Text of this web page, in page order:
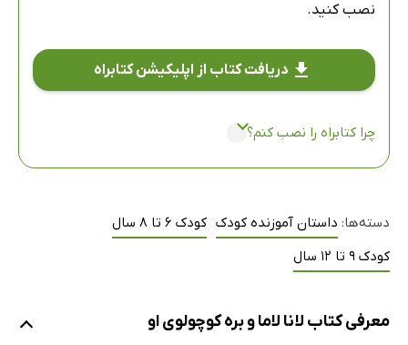
نصب کنید.
دریافت کتاب از اپلیکیشن کتابراه
چرا کتابراه را نصب کنم؟
دسته‌ها: داستان آموزنده کودک کودک 6 تا 8 سال
کودک 9 تا 12 سال
معرفی کتاب لانا لاما و بره کوچولوی او